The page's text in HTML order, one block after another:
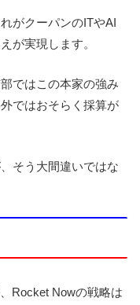
がクーパンのITやAI
が実現します。
ではこの本家の強み
ではおそらく採算が
そう大間違いではな
Rocket Nowの戦略は